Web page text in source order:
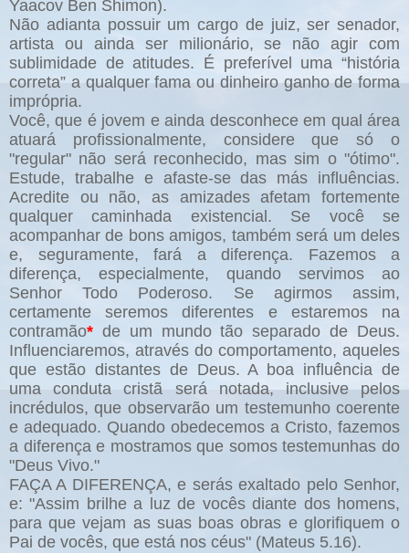
Yaacov Ben Shimon).
Não adianta possuir um cargo de juiz, ser senador,
artista ou ainda ser milionário, se não agir com
sublimidade de atitudes. É preferível uma “história
correta” a qualquer fama ou dinheiro ganho de forma
imprópria.
Você, que é jovem e ainda desconhece em qual área
atuará profissionalmente, considere que só o
"regular" não será reconhecido, mas sim o "ótimo".
Estude, trabalhe e afaste-se das más influências.
Acredite ou não, as amizades afetam fortemente
qualquer caminhada existencial. Se você se
acompanhar de bons amigos, também será um deles
e, seguramente, fará a diferença. Fazemos a
diferença, especialmente, quando servimos ao
Senhor Todo Poderoso. Se agirmos assim,
certamente seremos diferentes e estaremos na
contramão* de um mundo tão separado de Deus.
Influenciaremos, através do comportamento, aqueles
que estão distantes de Deus. A boa influência de
uma conduta cristã será notada, inclusive pelos
incrédulos, que observarão um testemunho coerente
e adequado. Quando obedecemos a Cristo, fazemos
a diferença e mostramos que somos testemunhas do
"Deus Vivo."
FAÇA A DIFERENÇA, e serás exaltado pelo Senhor,
e: "Assim brilhe a luz de vocês diante dos homens,
para que vejam as suas boas obras e glorifiquem o
Pai de vocês, que está nos céus" (Mateus 5.16).